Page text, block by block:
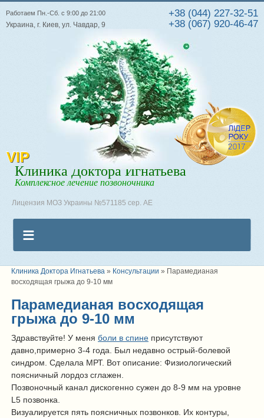
+38 (044) 227-32-51
+38 (067) 920-46-47
Работаем Пн.-Сб. с 9:00 до 21:00
Украина, г. Киев, ул. Чавдар, 9
VIP
Клиника Доктора Игнатьева
Комплексное лечение позвоночника
Лицензия МОЗ Украины №571185 сер. АЕ
Клиника Доктора Игнатьева » Консультации » Парамедианая
восходящая грыжа до 9-10 мм
Парамедианая восходящая
грыжа до 9-10 мм
Здравствуйте! У меня боли в спине присутствуют
давно,примерно 3-4 года. Был недавно острый-болевой
синдром. Сделала МРТ. Вот описание: Физиологический
поясничный лордоз сглажен.
Позвоночный канал дискогенно сужен до 8-9 мм на уровне
L5 позвонка.
Визуалируется пять поясничных позвонков. Их контуры,